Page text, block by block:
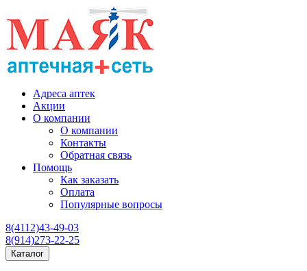
Адреса аптек
Акции
О компании
О компании
Контакты
Обратная связь
Помощь
Как заказать
Оплата
Популярные вопросы
8(4112)43-49-03
8(914)273-22-25
Каталог